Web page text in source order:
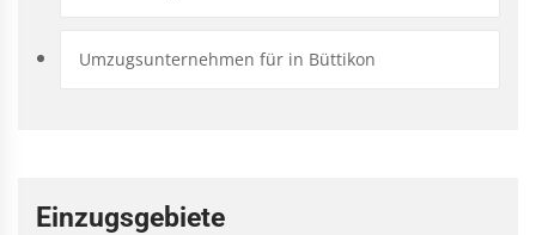
Umzugsunternehmen für in Büttikon
Einzugsgebiete